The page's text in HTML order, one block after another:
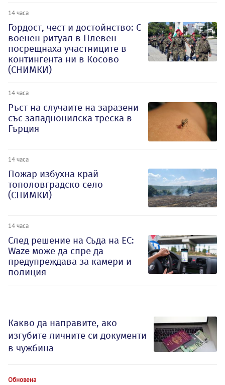
14 часа
Гордост, чест и достойнство: С
военен ритуал в Плевен
посрещнаха участниците в
контингента ни в Косово
(СНИМКИ)
14 часа
Ръст на случаите на заразени
със западнонилска треска в
Гърция
14 часа
Пожар избухна край
тополовградско село
(СНИМКИ)
14 часа
След решение на Съда на ЕС:
Waze може да спре да
предупреждава за камери и
полиция
Какво да направите, ако
изгубите личните си документи
в чужбина
Обновена